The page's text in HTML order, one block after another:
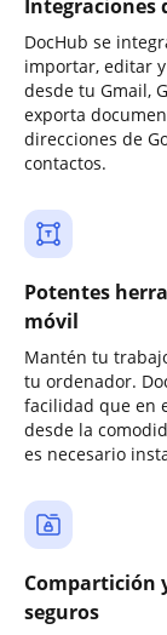
Integraciones
DocHub se
importar, editar
desde tu Gmail,
exporta
direcciones de
contactos.
Potentes
móvil
Mantén tu
tu ordenador.
facilidad que en
desde la
es necesario
Compartición
seguros